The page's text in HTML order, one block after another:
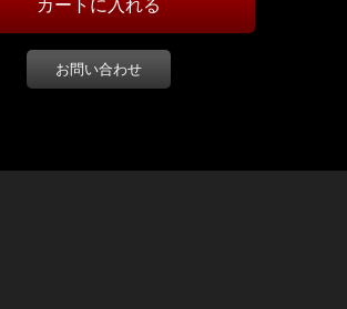
お問い合わせ